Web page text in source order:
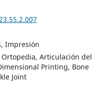
Impresión
Articulación del
Printing, Bone
Joint